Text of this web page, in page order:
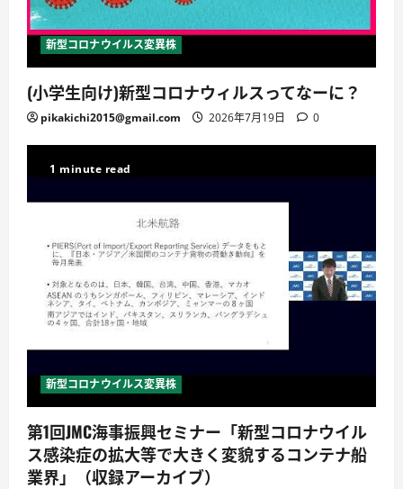
新型コロナウイルス変異株
(小学生向け)新型コロナウィルスってなーに？
pikakichi2015@gmail.com 2026年7月19日 0
1 minute read
新型コロナウイルス変異株
第1回JMC海事振興セミナー「新型コロナウイル
ス感染症の拡大等で大きく変貌するコンテナ船
業界」（収録アーカイブ）